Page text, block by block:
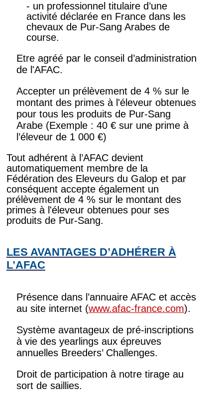
- un professionnel titulaire d’une
activité déclarée en France dans les
chevaux de Pur-Sang Arabes de
course.
Etre agréé par le conseil d’administration
de l'AFAC.
Accepter un prélèvement de 4 % sur le
montant des primes à l'éleveur obtenues
pour tous les produits de Pur-Sang
Arabe (Exemple : 40 € sur une prime à
l’éleveur de 1 000 €)
Tout adhérent à l’AFAC devient
automatiquement membre de la
Fédération des Eleveurs du Galop et par
conséquent accepte également un
prélèvement de 4 % sur le montant des
primes à l'éleveur obtenues pour ses
produits de Pur-Sang.
LES AVANTAGES D’ADHÉRER À
L’AFAC
Présence dans l’annuaire AFAC et accès
au site internet (www.afac-france.com).
Système avantageux de pré-inscriptions
à vie des yearlings aux épreuves
annuelles Breeders’ Challenges.
Droit de participation à notre tirage au
sort de saillies.